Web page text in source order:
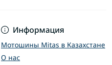
Информация
Мотошины Mitas в Казахстане
О нас